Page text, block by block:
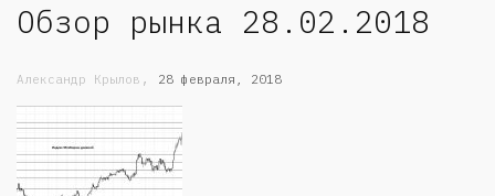
Обзор рынка 28.02.2018
Александр Крылов , 28 февраля, 2018